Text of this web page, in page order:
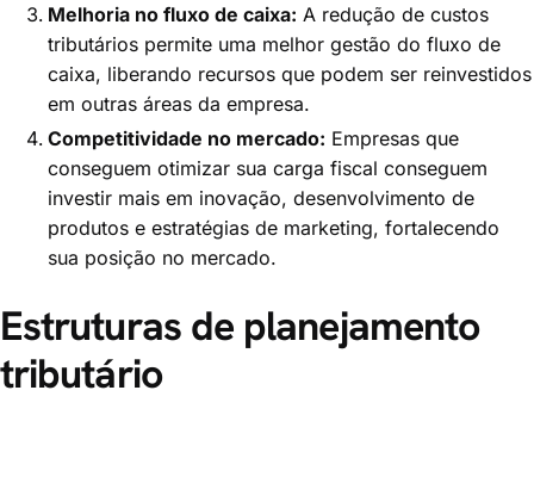
Melhoria no fluxo de caixa: A redução de custos
tributários permite uma melhor gestão do fluxo de
caixa, liberando recursos que podem ser reinvestidos
em outras áreas da empresa.
Competitividade no mercado: Empresas que
conseguem otimizar sua carga fiscal conseguem
investir mais em inovação, desenvolvimento de
produtos e estratégias de marketing, fortalecendo
sua posição no mercado.
Estruturas de planejamento
tributário